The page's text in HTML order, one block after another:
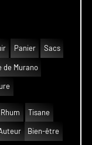
Panier Sacs
de Murano
Rhum Tisane
Bien-être